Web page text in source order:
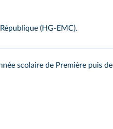
(HG-EMC).
scolaire de Première puis de